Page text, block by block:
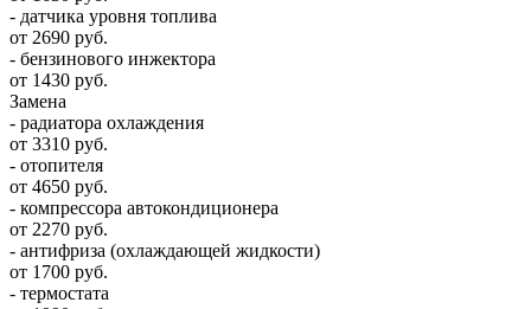
- датчика уровня топлива
от 2690 руб.
- бензинового инжектора
от 1430 руб.
Замена
- радиатора охлаждения
от 3310 руб.
- отопителя
от 4650 руб.
- компрессора автокондиционера
от 2270 руб.
- антифриза (охлаждающей жидкости)
от 1700 руб.
- термостата